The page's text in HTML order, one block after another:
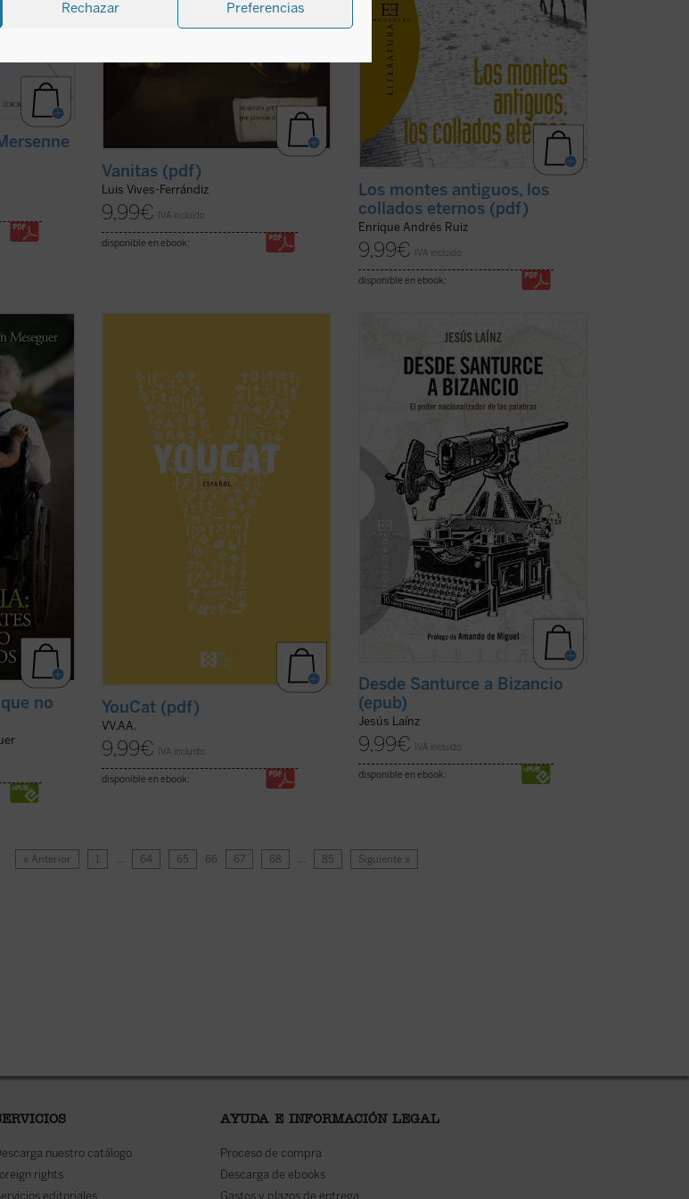
Rechazar Preferencias
Vanitas (pdf)
Luis Vives-Ferrándiz
9,99€ IVA incluido
disponible en ebook:
Los montes antiguos, los
collados eternos (pdf)
Enrique Andrés Ruiz
9,99€ IVA incluido
disponible en ebook:
allá de
¿Es
vida que
nacido y el
no
Dedicadle tiempo!
Estudiadlo en el silencio de vuestro
cuarto, leedlo con un amigo, formad
grupos de trabajo y redes, intercambiad
opiniones en Internet.
Sí, tenéis que estar más ... (ver ficha)
YouCat (pdf)
VV.AA.
9,99€ IVA incluido
disponible en ebook:
Un siglo después de que Sabino Arana
inventase los términos Bizkaia, Gipuzkoa
y Araba, ya han alcanzado la oficialidad.
Pero la ingeniería palabrera sólo es una
parte de la más amplia utilización de las
(ver
Desde Santurce a Bizancio
(epub)
Jesús Laínz
9,99€ IVA incluido
disponible en ebook:
« Anterior 1 … 64 65 66 67 68 … 85 Siguiente »
nuestro catálogo
rights
editoriales
AYUDA E INFORMACIÓN LEGAL
Proceso de compra
Descarga de ebooks
Gastos y plazos de entrega